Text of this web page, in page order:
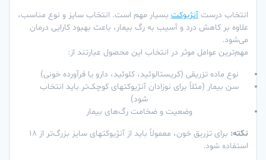
انتخاب درست آنژیوکت بسیار مهم است. انتخاب سایز و نوع مناسب،
علاوه بر کاهش درد و آسیب به رگ بیمار، باعث بهبود کارایی درمان
می‌شود.
مهم‌ترین عوامل موثر در انتخاب این محصول عبارتند از:
نوع ماده تزریقی (کریستالوئید، کلوئید، دارو یا فرآورده خونی)
سن بیمار (مثلاً برای نوزادان آنژیوکتهای کوچک‌تر باید انتخاب
شود)
وضعیت و ضخامت رگ‌های بیمار
نکته:
برای تزریق خون، معمولاً باید از آنژیوکتهای سایز بزرگ‌تر از ۱۸
استفاده شود.